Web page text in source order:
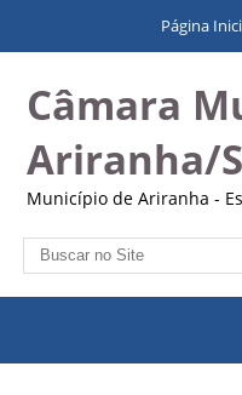
Página
Câmara
Ariranha/
Município de Ariranha -
Busca